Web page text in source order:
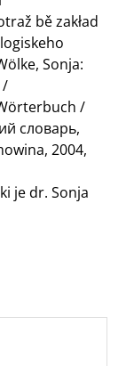
bě zakład
Sonja:
/
/
словарь,
2004,
je dr. Sonja